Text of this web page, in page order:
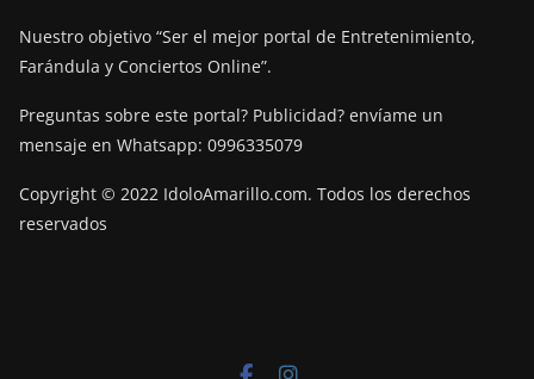
Nuestro objetivo “Ser el mejor portal de Entretenimiento,
Farándula y Conciertos Online”.
Preguntas sobre este portal? Publicidad? envíame un
mensaje en Whatsapp: 0996335079
Copyright © 2022 IdoloAmarillo.com. Todos los derechos
reservados